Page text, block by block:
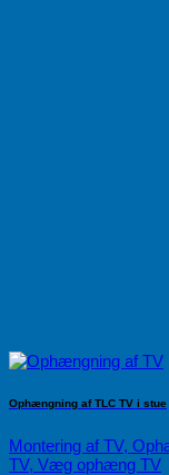
Ophængning af TLC TV i stue
Montering af TV,
TV, Væg ophæng TV